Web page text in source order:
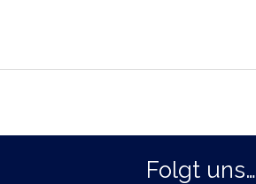
Folgt uns…